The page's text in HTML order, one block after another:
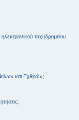
ταχυδρομείου
και Εχθρών;